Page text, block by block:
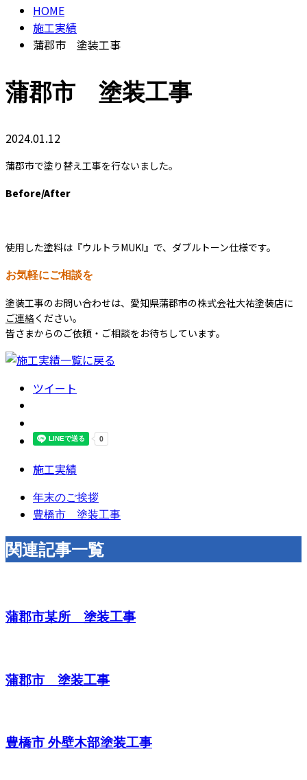
HOME
施工実績
蒲郡市 塗装工事
蒲郡市 塗装工事
2024.01.12
蒲郡市で塗り替え工事を行ないました。
Before/After
使用した塗料は『ウルトラMUKI』で、ダブルトーン仕様です。
お気軽にご相談を
塗装工事のお問い合わせは、愛知県蒲郡市の株式会社大祐塗装店に
ご連絡ください。
皆さまからのご依頼・ご相談をお待ちしています。
ツイート
施工実績
年末のご挨拶
豊橋市 塗装工事
関連記事一覧
蒲郡市某所 塗装工事
蒲郡市 塗装工事
豊橋市 外壁木部塗装工事